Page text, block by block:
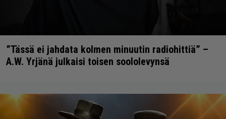
”Tässä ei jahdata kolmen minuutin radiohittiä” –
A.W. Yrjänä julkaisi toisen soololevynsä